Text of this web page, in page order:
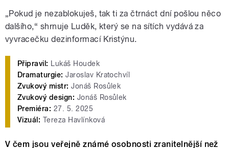
„Pokud je nezablokuješ, tak ti za čtrnáct dní pošlou něco
dalšího,“ shrnuje Luděk, který se na sítích vydává za
vyvracečku dezinformací Kristýnu.
Připravil: Lukáš Houdek
Dramaturgie: Jaroslav Kratochvíl
Zvukový mistr: Jonáš Rosůlek
Zvukový design: Jonáš Rosůlek
Premiéra: 27. 5. 2025
Vizuál: Tereza Havlínková
V čem jsou veřejně známé osobnosti zranitelnější než